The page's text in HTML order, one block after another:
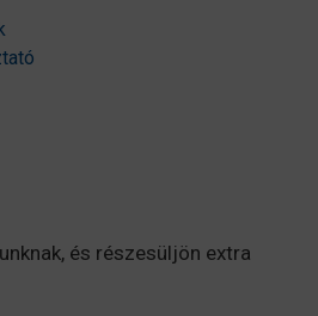
és részesüljön extra